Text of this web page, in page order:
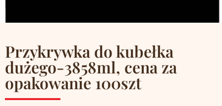
Przykrywka do kubełka
dużego-3858ml, cena za
opakowanie 100szt